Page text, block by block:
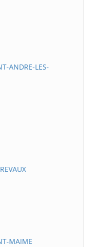
ANDRE-LES-
MAIME